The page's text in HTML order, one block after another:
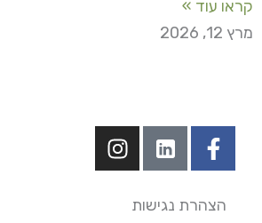
קראו עוד »
מרץ 12, 2026
F
a
e
I
n
הצהרת נגישות